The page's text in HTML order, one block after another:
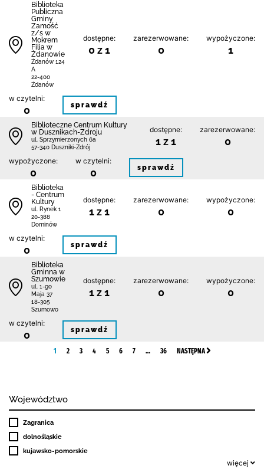
Biblio­teka
Publiczna
Gminy
Zamość
z/s w
Mokrem
Filia w
Żdanowie
Żdanów 124
A
22-400
Żdanów
dostępne:
0 z 1
zarezerwowane:
0
wypożyczone:
1
w czytelni:
0 sprawdź
Biblioteczne Centrum Kultury
w Dusznikach-Zdroju
ul. Sprzymierzonych 6a
57-340 Duszniki-Zdrój
dostępne:
1 z 1
zarezerwowane:
0
wypożyczone:
0
w czytelni:
0 sprawdź
Biblioteka
- Centrum
Kultury
ul. Rynek 1
20-388
Dominów
dostępne:
1 z 1
zarezerwowane:
0
wypożyczone:
0
w czytelni:
0 sprawdź
Biblioteka
Gminna w
Szumowie
ul. 1-go
Maja 37
18-305
Szumowo
dostępne:
1 z 1
zarezerwowane:
0
wypożyczone:
0
w czytelni:
0 sprawdź
1 2 3 4 5 6 7 … 36 NASTĘPNA
Województwo
Zagranica
dolnośląskie
kujawsko-pomorskie
więcej